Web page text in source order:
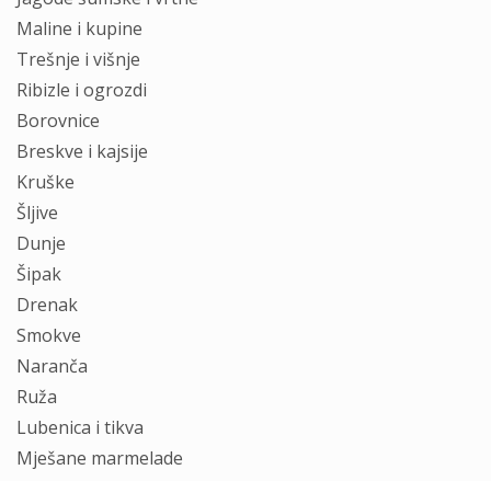
Maline i kupine
Trešnje i višnje
Ribizle i ogrozdi
Borovnice
Breskve i kajsije
Kruške
Šljive
Dunje
Šipak
Drenak
Smokve
Naranča
Ruža
Lubenica i tikva
Mješane marmelade